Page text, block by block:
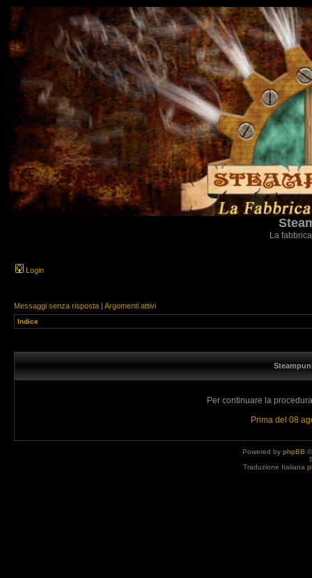
La
Login
Messaggi senza risposta | Argomenti attivi
Indice
Per continuare la
Prima del 08
Powered by phpBB
Traduzione Italiana